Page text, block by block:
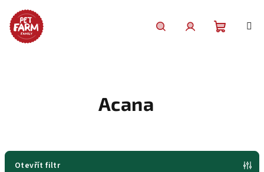
obsah
Acana
Otevřít filtr